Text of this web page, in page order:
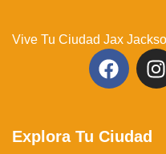
Vive Tu Ciudad Jax
Explora Tu Ciudad